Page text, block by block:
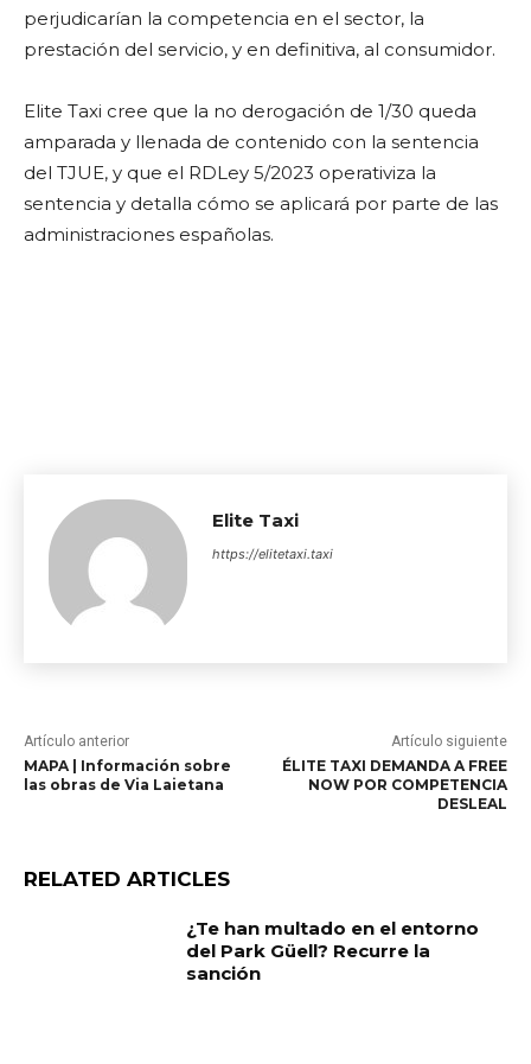
perjudicarían la competencia en el sector, la
prestación del servicio, y en definitiva, al consumidor.
Elite Taxi cree que la no derogación de 1/30 queda
amparada y llenada de contenido con la sentencia
del TJUE, y que el RDLey 5/2023 operativiza la
sentencia y detalla cómo se aplicará por parte de las
administraciones españolas.
Elite Taxi
https://elitetaxi.taxi
Artículo anterior
MAPA | Información sobre
las obras de Via Laietana
Artículo siguiente
ÉLITE TAXI DEMANDA A FREE
NOW POR COMPETENCIA
DESLEAL
RELATED ARTICLES
¿Te han multado en el entorno
del Park Güell? Recurre la
sanción